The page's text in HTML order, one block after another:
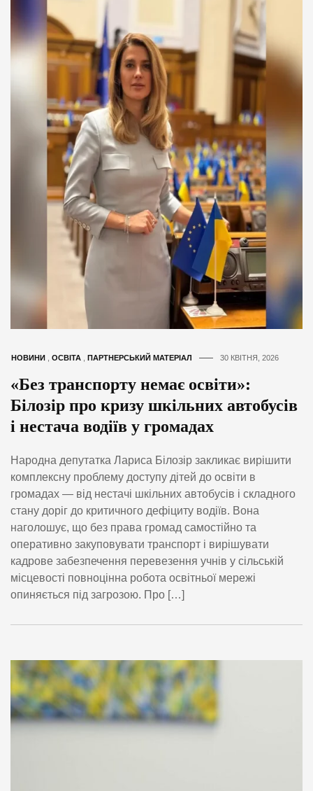
НОВИНИ ОСВІТА ПАРТНЕРСЬКИЙ МАТЕРІАЛ 30 КВІТНЯ, 2026
«Без транспорту немає освіти»:
Білозір про кризу шкільних автобусів
і нестача водіїв у громадах
Народна депутатка Лариса Білозір закликає вирішити
комплексну проблему доступу дітей до освіти в
громадах — від нестачі шкільних автобусів і складного
стану доріг до критичного дефіциту водіїв. Вона
наголошує, що без права громад самостійно та
оперативно закуповувати транспорт і вирішувати
кадрове забезпечення перевезення учнів у сільській
місцевості повноцінна робота освітньої мережі
опиняється під загрозою. Про […]